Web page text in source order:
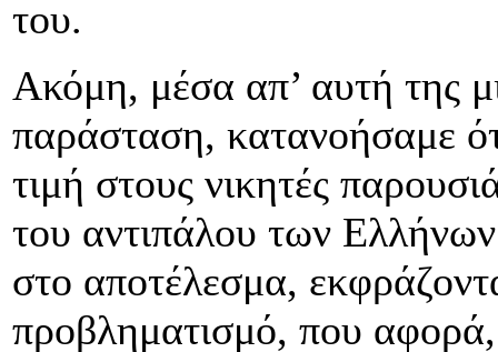
του.
Ακόμη, μέσα απ’ αυτή της
παράσταση, κατανοήσαμε
τιμή στους νικητές
του αντιπάλου των
στο αποτέλεσμα,
προβληματισμό, που